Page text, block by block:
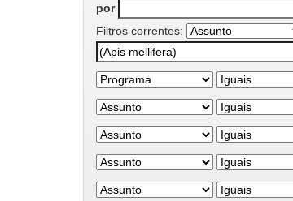
por
Filtros correntes: